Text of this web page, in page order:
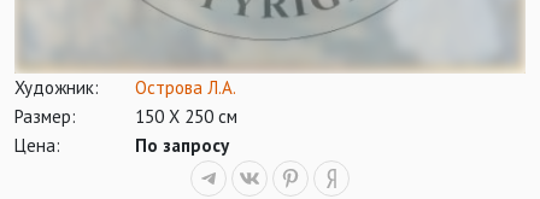
Художник:
Острова Л.А.
Размер:
150 Х 250 см
Цена:
По запросу